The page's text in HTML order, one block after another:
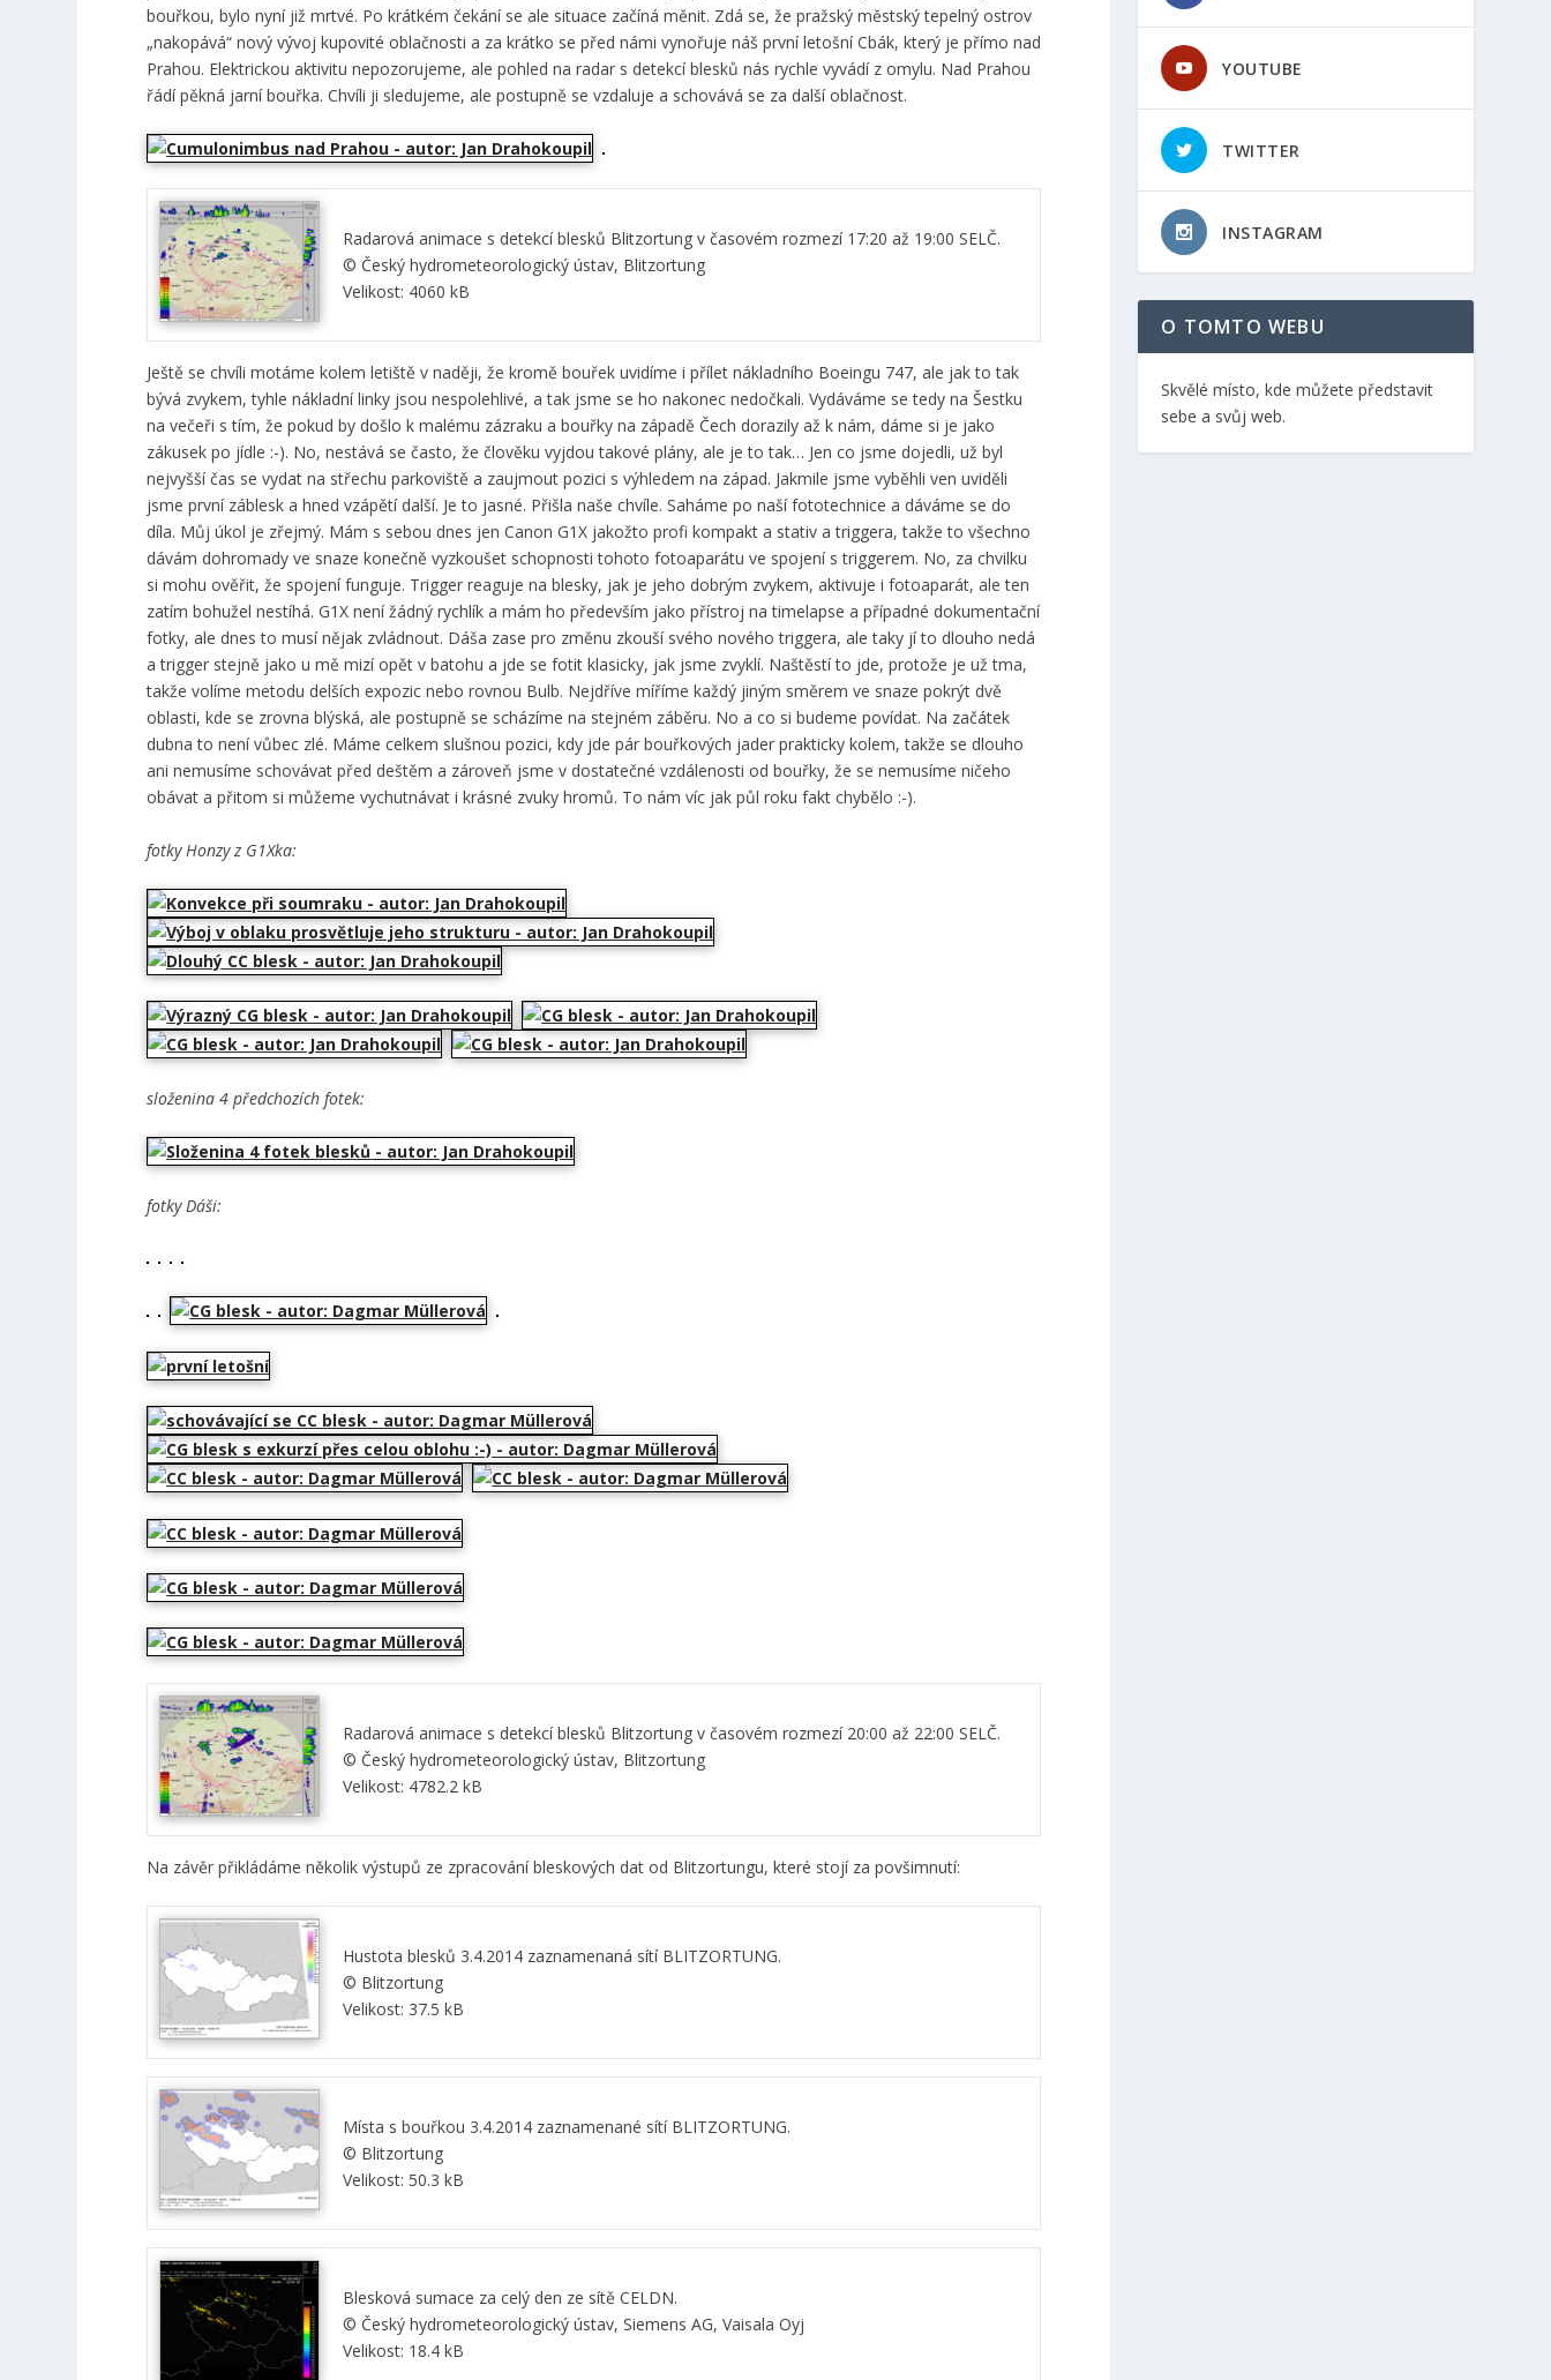
bouřkou, bylo nyní již mrtvé. Po krátkém čekání se ale situace začíná měnit. Zdá se, že pražský městský tepelný ostrov
„nakopává“ nový vývoj kupovité oblačnosti a za krátko se před námi vynořuje náš první letošní Cbák, který je přímo nad
Prahou. Elektrickou aktivitu nepozorujeme, ale pohled na radar s detekcí blesků nás rychle vyvádí z omylu. Nad Prahou
řádí pěkná jarní bouřka. Chvíli ji sledujeme, ale postupně se vzdaluje a schovává se za další oblačnost.
Radarová animace s detekcí blesků Blitzortung v časovém rozmezí 17:20 až 19:00 SELČ.
© Český hydrometeorologický ústav, Blitzortung
Velikost: 4060 kB
Ještě se chvíli motáme kolem letiště v naději, že kromě bouřek uvidíme i přílet nákladního Boeingu 747, ale jak to tak
bývá zvykem, tyhle nákladní linky jsou nespolehlivé, a tak jsme se ho nakonec nedočkali. Vydáváme se tedy na Šestku
na večeři s tím, že pokud by došlo k malému zázraku a bouřky na západě Čech dorazily až k nám, dáme si je jako
zákusek po jídle :-). No, nestává se často, že člověku vyjdou takové plány, ale je to tak… Jen co jsme dojedli, už byl
nejvyšší čas se vydat na střechu parkoviště a zaujmout pozici s výhledem na západ. Jakmile jsme vyběhli ven uviděli
jsme první záblesk a hned vzápětí další. Je to jasné. Přišla naše chvíle. Saháme po naší fototechnice a dáváme se do
díla. Můj úkol je zřejmý. Mám s sebou dnes jen Canon G1X jakožto profi kompakt a stativ a triggera, takže to všechno
dávám dohromady ve snaze konečně vyzkoušet schopnosti tohoto fotoaparátu ve spojení s triggerem. No, za chvilku
si mohu ověřit, že spojení funguje. Trigger reaguje na blesky, jak je jeho dobrým zvykem, aktivuje i fotoaparát, ale ten
zatím bohužel nestíhá. G1X není žádný rychlík a mám ho především jako přístroj na timelapse a případné dokumentační
fotky, ale dnes to musí nějak zvládnout. Dáša zase pro změnu zkouší svého nového triggera, ale taky jí to dlouho nedá
a trigger stejně jako u mě mizí opět v batohu a jde se fotit klasicky, jak jsme zvyklí. Naštěstí to jde, protože je už tma,
takže volíme metodu delších expozic nebo rovnou Bulb. Nejdříve míříme každý jiným směrem ve snaze pokrýt dvě
oblasti, kde se zrovna blýská, ale postupně se scházíme na stejném záběru. No a co si budeme povídat. Na začátek
dubna to není vůbec zlé. Máme celkem slušnou pozici, kdy jde pár bouřkových jader prakticky kolem, takže se dlouho
ani nemusíme schovávat před deštěm a zároveň jsme v dostatečné vzdálenosti od bouřky, že se nemusíme ničeho
obávat a přitom si můžeme vychutnávat i krásné zvuky hromů. To nám víc jak půl roku fakt chybělo :-).
fotky Honzy z G1Xka:
složenina 4 předchozích fotek:
fotky Dáši:
Radarová animace s detekcí blesků Blitzortung v časovém rozmezí 20:00 až 22:00 SELČ.
© Český hydrometeorologický ústav, Blitzortung
Velikost: 4782.2 kB
Na závěr přikládáme několik výstupů ze zpracování bleskových dat od Blitzortungu, které stojí za povšimnutí:
Hustota blesků 3.4.2014 zaznamenaná sítí BLITZORTUNG.
© Blitzortung
Velikost: 37.5 kB
Místa s bouřkou 3.4.2014 zaznamenané sítí BLITZORTUNG.
© Blitzortung
Velikost: 50.3 kB
Blesková sumace za celý den ze sítě CELDN.
© Český hydrometeorologický ústav, Siemens AG, Vaisala Oyj
Velikost: 18.4 kB
YOUTUBE
TWITTER
INSTAGRAM
O TOMTO WEBU
Skvělé místo, kde můžete představit
sebe a svůj web.